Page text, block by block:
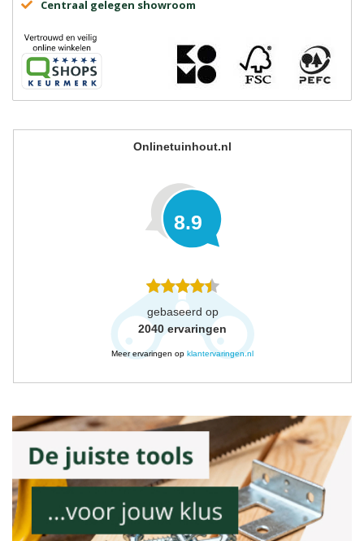
Centraal gelegen showroom
Onlinetuinhout.nl
8.9
gebaseerd op
2040 ervaringen
Meer ervaringen op klantervaringen.nl